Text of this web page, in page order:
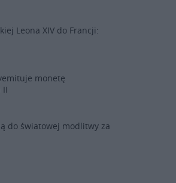
Leona XIV do Francji:
monetę
II
do światowej modlitwy za